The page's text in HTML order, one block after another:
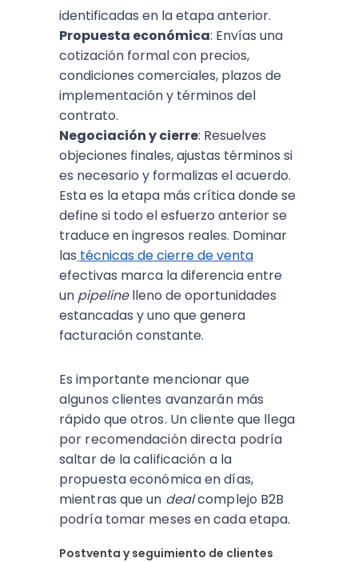
identificadas en la etapa anterior.
Propuesta económica: Envías una
cotización formal con precios,
condiciones comerciales, plazos de
implementación y términos del
contrato.
Negociación y cierre: Resuelves
objeciones finales, ajustas términos si
es necesario y formalizas el acuerdo.
Esta es la etapa más crítica donde se
define si todo el esfuerzo anterior se
traduce en ingresos reales. Dominar
las técnicas de cierre de venta
efectivas marca la diferencia entre
un pipelinelleno de oportunidades
estancadas y uno que genera
facturación constante.
Es importante mencionar que
algunos clientes avanzarán más
rápido que otros. Un cliente que llega
por recomendación directa podría
saltar de la calificación a la
propuesta económica en días,
mientras que un dealcomplejo B2B
podría tomar meses en cada etapa.
Postventa y seguimiento de clientes